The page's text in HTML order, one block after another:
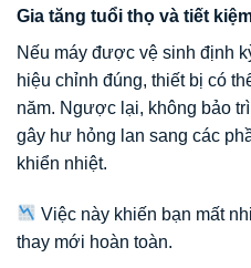
Gia tăng tuổi thọ và tiết
Nếu máy được vệ sinh định
hiệu chỉnh đúng, thiết bị có
năm. Ngược lại, không bảo
gây hư hỏng lan sang các
khiển nhiệt.
Việc này khiến bạn mất
thay mới hoàn toàn.